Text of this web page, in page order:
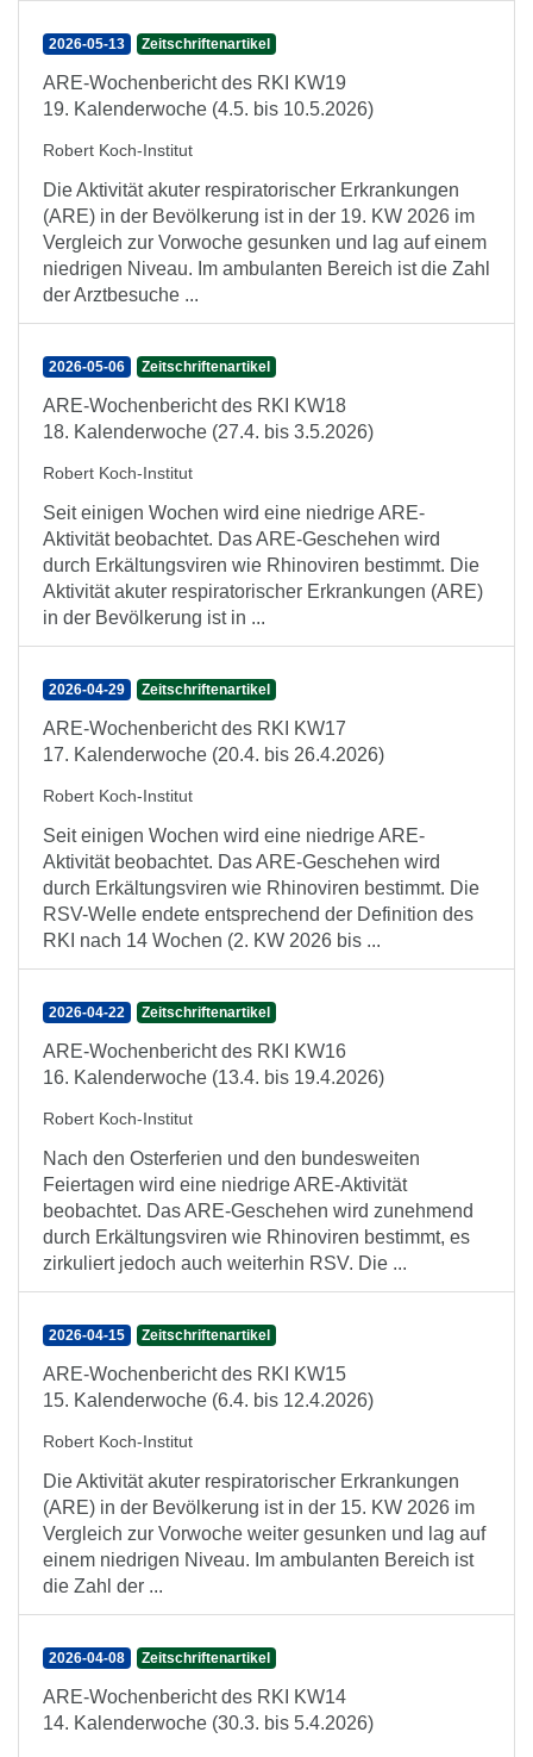
2026-05-13 Zeitschriftenartikel
ARE-Wochenbericht des RKI KW19
19. Kalenderwoche (4.5. bis 10.5.2026)
Robert Koch-Institut
Die Aktivität akuter respiratorischer Erkrankungen
(ARE) in der Bevölkerung ist in der 19. KW 2026 im
Vergleich zur Vorwoche gesunken und lag auf einem
niedrigen Niveau. Im ambulanten Bereich ist die Zahl
der Arztbesuche ...
2026-05-06 Zeitschriftenartikel
ARE-Wochenbericht des RKI KW18
18. Kalenderwoche (27.4. bis 3.5.2026)
Robert Koch-Institut
Seit einigen Wochen wird eine niedrige ARE-
Aktivität beobachtet. Das ARE-Geschehen wird
durch Erkältungsviren wie Rhinoviren bestimmt. Die
Aktivität akuter respiratorischer Erkrankungen (ARE)
in der Bevölkerung ist in ...
2026-04-29 Zeitschriftenartikel
ARE-Wochenbericht des RKI KW17
17. Kalenderwoche (20.4. bis 26.4.2026)
Robert Koch-Institut
Seit einigen Wochen wird eine niedrige ARE-
Aktivität beobachtet. Das ARE-Geschehen wird
durch Erkältungsviren wie Rhinoviren bestimmt. Die
RSV-Welle endete entsprechend der Definition des
RKI nach 14 Wochen (2. KW 2026 bis ...
2026-04-22 Zeitschriftenartikel
ARE-Wochenbericht des RKI KW16
16. Kalenderwoche (13.4. bis 19.4.2026)
Robert Koch-Institut
Nach den Osterferien und den bundesweiten
Feiertagen wird eine niedrige ARE-Aktivität
beobachtet. Das ARE-Geschehen wird zunehmend
durch Erkältungsviren wie Rhinoviren bestimmt, es
zirkuliert jedoch auch weiterhin RSV. Die ...
2026-04-15 Zeitschriftenartikel
ARE-Wochenbericht des RKI KW15
15. Kalenderwoche (6.4. bis 12.4.2026)
Robert Koch-Institut
Die Aktivität akuter respiratorischer Erkrankungen
(ARE) in der Bevölkerung ist in der 15. KW 2026 im
Vergleich zur Vorwoche weiter gesunken und lag auf
einem niedrigen Niveau. Im ambulanten Bereich ist
die Zahl der ...
2026-04-08 Zeitschriftenartikel
ARE-Wochenbericht des RKI KW14
14. Kalenderwoche (30.3. bis 5.4.2026)